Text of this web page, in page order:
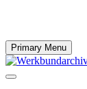
Primary Menu